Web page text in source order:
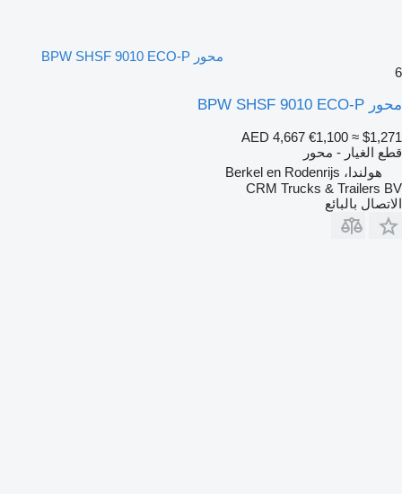
محور BPW SHSF 9010 ECO-P
6
محور BPW SHSF 9010 ECO-P
AED 4,667 €1,100 ≈ $1,271
قطع الغيار - محور
هولندا، Berkel en Rodenrijs
CRM Trucks & Trailers BV
الاتصال بالبائع